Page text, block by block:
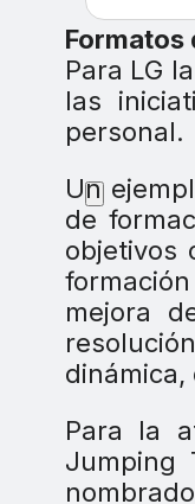
Formatos
Para LG
las
personal.
Un
de
objetivos
mejora
Para la
Jumping